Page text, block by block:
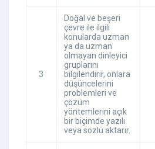
3
Doğal ve beşeri
çevre ile ilgili
konularda uzman
ya da uzman
olmayan dinleyici
gruplarını
bilgilendirir, onlara
düşüncelerini
problemleri ve
çözüm
yöntemlerini açık
bir biçimde yazılı
veya sözlü aktarır.